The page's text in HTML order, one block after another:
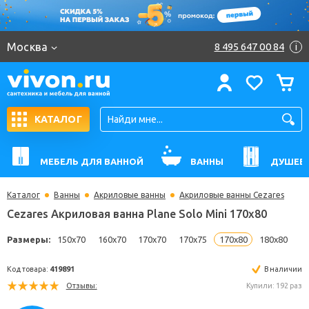
Москва 8 495 647 00 84 i
КАТАЛОГ
МЕБЕЛЬ ДЛЯ ВАННОЙ ВАННЫ
Каталог Ванны Акриловые ванны Акриловые ванны Cezares
Cezares Акриловая ванна Plane Solo Mini 170x80
Размеры: 150x70 170x80